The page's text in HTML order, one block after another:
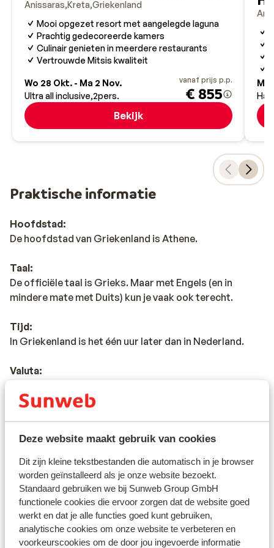
Deze website maakt gebruik van cookies
Dit zijn kleine tekstbestanden die automatisch in je browser
worden geïnstalleerd als je onze website bezoekt.
Standaard gebruiken we bij Sunweb Group GmbH
functionele cookies die ervoor zorgen dat de website goed
werkt en dat je alle functies goed kunt gebruiken,
analytische cookies om onze website te verbeteren en
voorkeurscookies om de door jou ingevoerde informatie
Anissaras Kreta Griekenland
Mooi opgezet resort met aangelegde laguna
Prachtig gedecoreerde kamers
Culinair genieten in meerdere restaurants
Vertrouwde Mitsis kwaliteit
Wo 28 Okt. - Ma 2 Nov.
Ultra all inclusive 2pers.
vanaf prijs p.p.
€ 855
Bekijk
Ma
Praktische informatie
Hoofdstad:
De hoofdstad van Griekenland is Athene.
Taal:
De officiële taal is Grieks. Maar met Engels (en in
mindere mate met Duits) kun je vaak ook terecht.
Tijd:
In Griekenland is het één uur later dan in Nederland.
Valuta:
eilanden kun je pinnen. In de toeristische (bad)plaatsen
geaccepteerd.
Voltage:
Het voltage is net als in Nederland 220 volt. Je hebt
geen verloopstekker nodig.
Reisdocumenten: